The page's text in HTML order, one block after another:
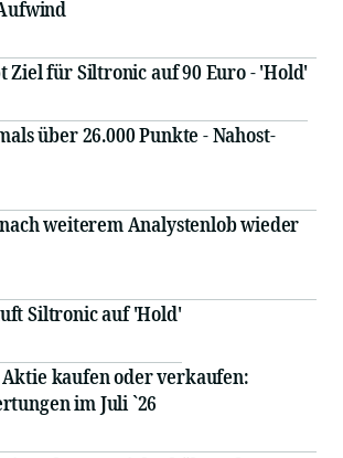
Ziel für Siltronic auf 90 Euro - 'Hold'
über 26.000 Punkte - Nahost-
weiterem Analystenlob wieder
Siltronic auf 'Hold'
Aktie kaufen oder verkaufen:
im Juli `26